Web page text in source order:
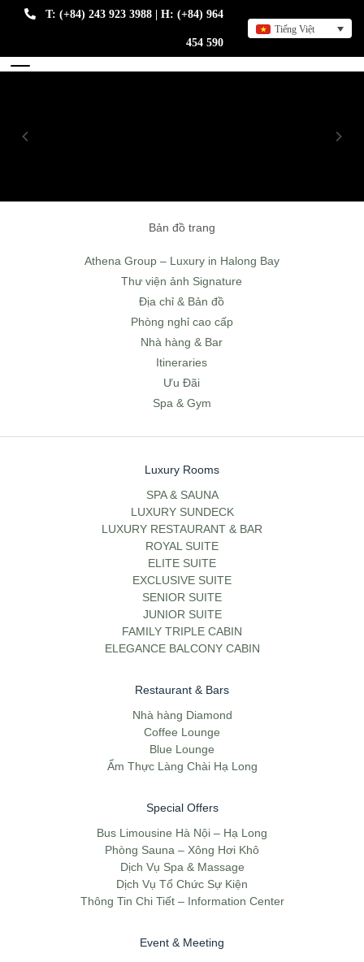
T: (+84) 243 923 3988 | H: (+84) 964
454 590
Tiếng Việt
Bản đồ trang
Athena Group – Luxury in Halong Bay
Thư viện ảnh Signature
Địa chỉ & Bản đồ
Phòng nghỉ cao cấp
Nhà hàng & Bar
Itineraries
Ưu Đãi
Spa & Gym
Luxury Rooms
SPA & SAUNA
LUXURY SUNDECK
LUXURY RESTAURANT & BAR
ROYAL SUITE
ELITE SUITE
EXCLUSIVE SUITE
SENIOR SUITE
JUNIOR SUITE
FAMILY TRIPLE CABIN
ELEGANCE BALCONY CABIN
Restaurant & Bars
Nhà hàng Diamond
Coffee Lounge
Blue Lounge
Ẩm Thực Làng Chài Hạ Long
Special Offers
Bus Limousine Hà Nội – Hạ Long
Phòng Sauna – Xông Hơi Khô
Dịch Vụ Spa & Massage
Dịch Vụ Tổ Chức Sự Kiện
Thông Tin Chi Tiết – Information Center
Event & Meeting